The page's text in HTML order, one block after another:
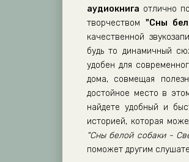
аудиокнига отлично
творчеством"Сны
качественной
будь то динамичный
удобен для
дома, совмещая
достойное место в
найдете удобный и
историей, которая
"Сны белой собаки -
поможет другим